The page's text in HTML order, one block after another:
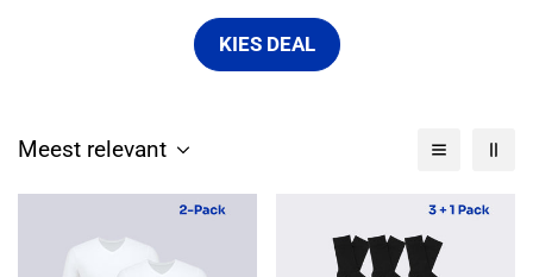
KIES DEAL
Meest relevant